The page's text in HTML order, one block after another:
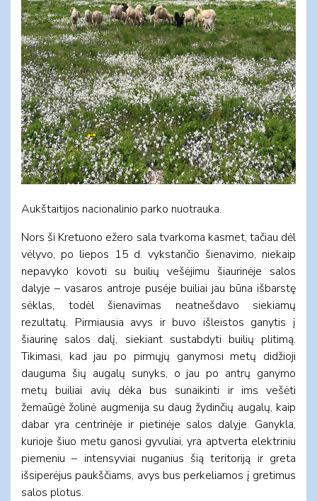
Aukštaitijos nacionalinio parko nuotrauka.
Nors ši Kretuono ežero sala tvarkoma kasmet, tačiau dėl
vėlyvo, po liepos 15 d. vykstančio šienavimo, niekaip
nepavyko kovoti su builių vešėjimu šiaurinėje salos
dalyje – vasaros antroje pusėje builiai jau būna išbarstę
sėklas, todėl šienavimas neatnešdavo siekiamų
rezultatų. Pirmiausia avys ir buvo išleistos ganytis į
šiaurinę salos dalį, siekiant sustabdyti builių plitimą.
Tikimasi, kad jau po pirmųjų ganymosi metų didžioji
dauguma šių augalų sunyks, o jau po antrų ganymo
metų builiai avių dėka bus sunaikinti ir ims vešėti
žemaūgė žolinė augmenija su daug žydinčių augalų, kaip
dabar yra centrinėje ir pietinėje salos dalyje. Ganykla,
kurioje šiuo metu ganosi gyvuliai, yra aptverta elektriniu
piemeniu – intensyviai nuganius šią teritoriją ir greta
išsiperėjus paukščiams, avys bus perkeliamos į gretimus
salos plotus.